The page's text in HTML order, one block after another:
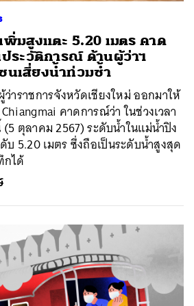
พิ่มสูงแตะ 5.20 เมตร คาด
ระวัติการณ์ ด้านผู้ว่าฯ
นเสี่ยงน้ำท่วมซ้ำ
าราชการจังหวัดเชียงใหม่ ออกมาให้
คาดการณ์ว่า ในช่วงเวลา
ตุลาคม 2567) ระดับน้ำในแม่น้ำปิง
บ 5.20 เมตร ซึ่งถือเป็นระดับน้ำสูงสุด
กได้